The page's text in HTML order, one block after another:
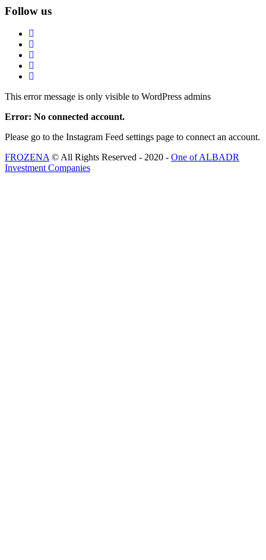
Follow us
This error message is only visible to WordPress admins
Error: No connected account.
Please go to the Instagram Feed settings page to connect an account.
FROZENA © All Rights Reserved - 2020 - One of ALBADR
Investment Companies